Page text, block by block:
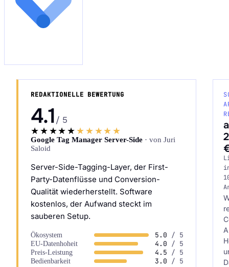
REDAKTIONELLE BEWERTUNG
4.1/ 5
★★★★★ ★★★★★
Google Tag Manager Server-Side · von Juri
Saloid
Server-Side-Tagging-Layer, der First-
Party-Datenflüsse und Conversion-
Qualität wiederherstellt. Software
kostenlos, der Aufwand steckt im
sauberen Setup.
Ökosystem 5.0 / 5
EU-Datenhoheit 4.0 / 5
Preis-Leistung 4.5 / 5
Bedienbarkeit 3.0 / 5